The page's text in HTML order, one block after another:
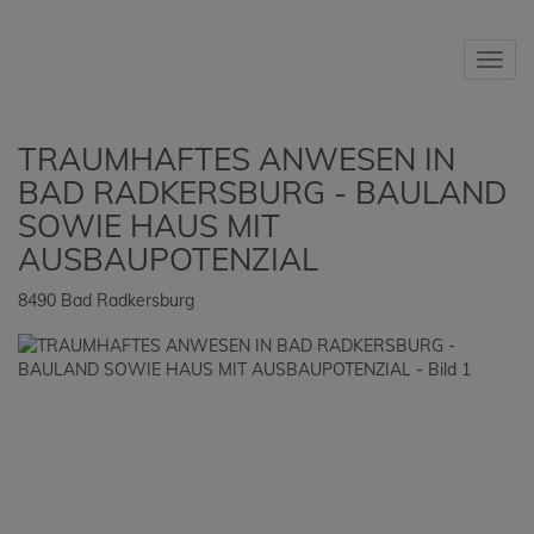
TRAUMHAFTES ANWESEN IN
BAD RADKERSBURG - BAULAND
SOWIE HAUS MIT
AUSBAUPOTENZIAL
8490 Bad Radkersburg